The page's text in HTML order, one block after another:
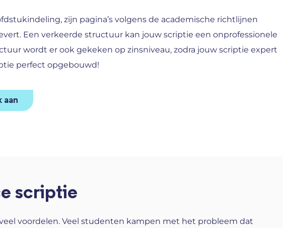
zijn pagina’s volgens de academische richtlijnen
Een verkeerde structuur kan jouw scriptie een onprofessionele
wordt er ook gekeken op zinsniveau, zodra jouw scriptie expert
perfect opgebouwd!
aan
scriptie
voordelen. Veel studenten kampen met het probleem dat